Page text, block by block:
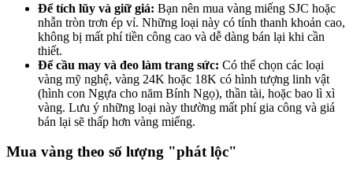
Để tích lũy và giữ giá: Bạn nên mua vàng miếng SJC hoặc
nhẫn tròn trơn ép vỉ. Những loại này có tính thanh khoản cao,
không bị mất phí tiền công cao và dễ dàng bán lại khi cần
thiết.
Để cầu may và đeo làm trang sức: Có thể chọn các loại
vàng mỹ nghệ, vàng 24K hoặc 18K có hình tượng linh vật
(hình con Ngựa cho năm Bính Ngọ), thần tài, hoặc bao lì xì
vàng. Lưu ý những loại này thường mất phí gia công và giá
bán lại sẽ thấp hơn vàng miếng.
Mua vàng theo số lượng "phát lộc"